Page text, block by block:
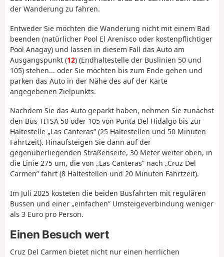
der Wanderung zu fahren.
Entweder Sie möchten die Wanderung nicht mit einem Bad
beenden (natürlicher Pool El Arenisco oder kostenpflichtiger
Pool Anagay) und lassen in diesem Fall das Auto am
Ausgangspunkt (12) (Endhaltestelle der Buslinien 50 und
105) stehen... oder Sie möchten bis zum Ende gehen und
parken das Auto in der Nähe des auf der Karte
angegebenen Zielpunkts.
Nachdem Sie das Auto geparkt haben, nehmen Sie zunächst
den Bus TITSA 50 oder 105 von Punta Del Hidalgo bis zur
Haltestelle „Las Canteras” (25 Haltestellen und 50 Minuten
Fahrtzeit). Hinaufsteigen Sie dann auf der
gegenüberliegenden Straßenseite, 30 Meter weiter oben, in
die Linie 275 um, die von „Las Canteras” nach „Cruz Del
Carmen” fährt (8 Haltestellen und 20 Minuten Fahrtzeit).
Im Juli 2025 kosteten die beiden Busfahrten mit regulären
Bussen und einer „einfachen” Umsteigeverbindung weniger
als 3 Euro pro Person.
Einen Besuch wert
Cruz Del Carmen bietet nicht nur einen herrlichen